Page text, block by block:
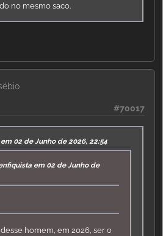
no mesmo saco.
#70017
02 de Junho de 2026, 22:54
em 02 de Junho de
homem, em 2026, ser o